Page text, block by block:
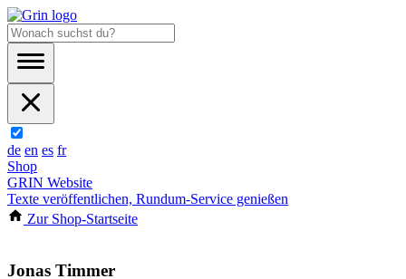
de en es fr
Shop
GRIN Website
Texte veröffentlichen, Rundum-Service genießen
Zur Shop-Startseite
Jonas Timmer